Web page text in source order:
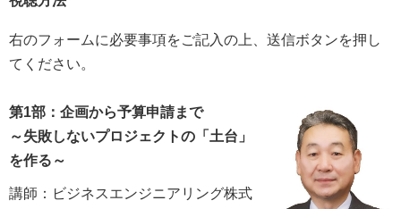
右のフォームに必要事項をご記入の上、送信ボタンを押し
てください。
第1部：企画から予算申請まで
～失敗しないプロジェクトの「土台」
を作る～
講師：ビジネスエンジニアリング株式